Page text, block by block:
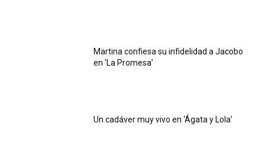
Martina confiesa su infidelidad a Jacobo
en ‘La Promesa’
Un cadáver muy vivo en ‘Ágata y Lola’